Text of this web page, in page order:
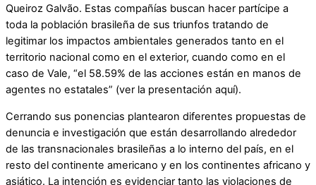
Queiroz Galvão. Estas compañías buscan hacer partícipe a
toda la población brasileña de sus triunfos tratando de
legitimar los impactos ambientales generados tanto en el
territorio nacional como en el exterior, cuando como en el
caso de Vale, “el 58.59% de las acciones están en manos de
agentes no estatales” (ver la presentación aquí).
Cerrando sus ponencias plantearon diferentes propuestas de
denuncia e investigación que están desarrollando alrededor
de las transnacionales brasileñas a lo interno del país, en el
resto del continente americano y en los continentes africano y
asiático. La intención es evidenciar tanto las violaciones de